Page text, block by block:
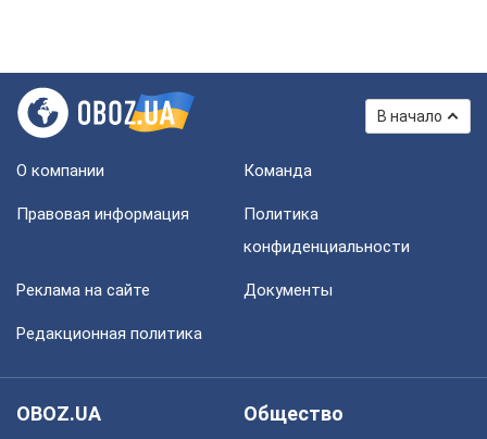
В начало
О компании Команда
Правовая информация
Политика
конфиденциальности
Реклама на сайте Документы
Редакционная политика
OBOZ.UA
Общество